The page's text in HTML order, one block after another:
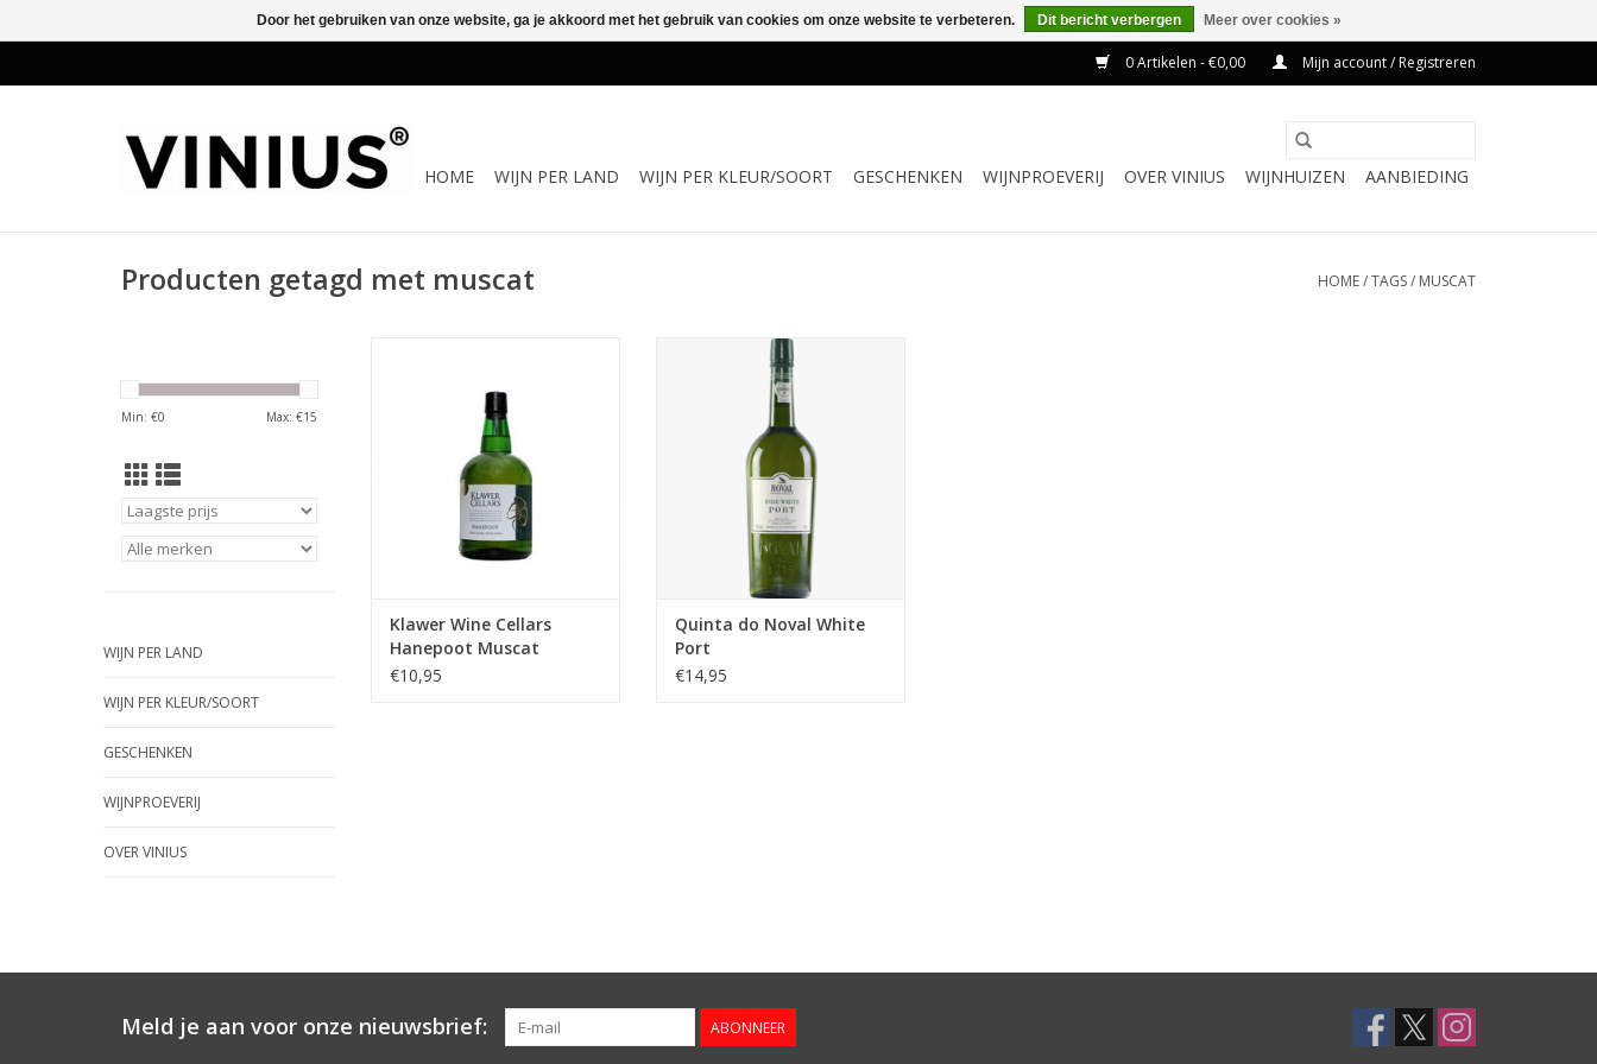
0 Artikelen - €0,00 Mijn account / Registreren
HOME WIJN PER LAND WIJN PER KLEUR/SOORT GESCHENKEN WIJNPROEVERIJ OVER VINIUS WIJNHUIZEN AANBIEDING
Producten getagd met muscat HOME/TAGS/ MUSCAT
Min: €0 Max: €15
WIJN PER LAND
WIJN PER KLEUR/SOORT
GESCHENKEN
WIJNPROEVERIJ
OVER VINIUS
uit Zuid-Afrika.
TOEVOEGEN AAN WINKELWAGEN
Klawer Wine Cellars
Hanepoot Muscat
d'Alexandrië
€10,95
Witte Port van Quinta do Noval,
uit Portugal
TOEVOEGEN AAN WINKELWAGEN
Quinta do Noval White
Port
€14,95
Meld je aan voor onze nieuwsbrief: ABONNEER
Door het gebruiken van onze website, ga je akkoord met het gebruik van cookies om onze website te verbeteren. Dit bericht verbergen Meer over cookies »